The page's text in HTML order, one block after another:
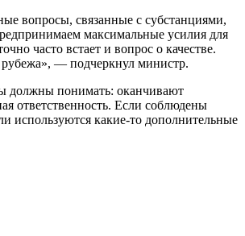
вопросы, связанные с субстанциями,
максимальные усилия для
часто встает и вопрос о качестве.
рубежа», — подчеркнул министр.
должны понимать: оканчивают
ответственность. Если соблюдены
используются какие-то дополнительные